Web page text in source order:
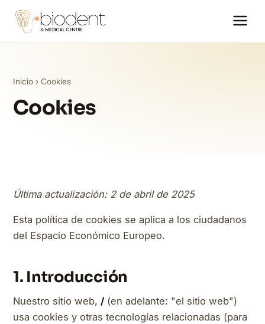
Inicio › Cookies
Cookies
Última actualización: 2 de abril de 2025
Esta política de cookies se aplica a los ciudadanos
del Espacio Económico Europeo.
1. Introducción
Nuestro sitio web, / (en adelante: "el sitio web")
usa cookies y otras tecnologías relacionadas (para